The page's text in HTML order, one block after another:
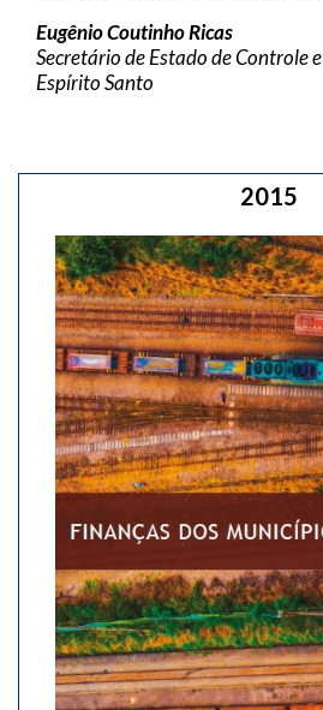
Eugênio Coutinho Ricas
Secretário de Estado de Controle
Espírito Santo
2015